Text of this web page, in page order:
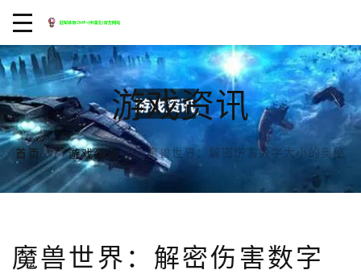
游戏资讯
首页 游戏资讯 魔兽世界：解密伤害数字大小的奥秘
魔兽世界：解密伤害数字